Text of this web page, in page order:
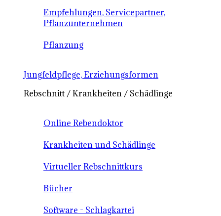
Empfehlungen, Servicepartner,
Pflanzunternehmen
Pflanzung
Jungfeldpflege, Erziehungsformen
Rebschnitt / Krankheiten / Schädlinge
Online Rebendoktor
Krankheiten und Schädlinge
Virtueller Rebschnittkurs
Bücher
Software - Schlagkartei